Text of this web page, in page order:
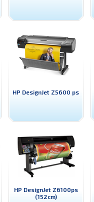
HP DesignJet Z5600 ps
HP DesignJet Z6100ps
(152cm)